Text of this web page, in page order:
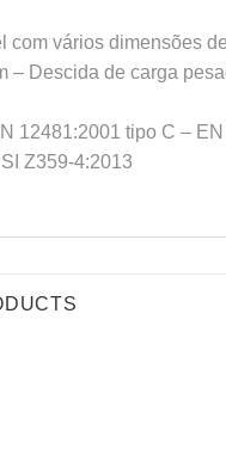
com vários dimensões
– Descida de carga
12481:2001 tipo C –
Z359-4:2013